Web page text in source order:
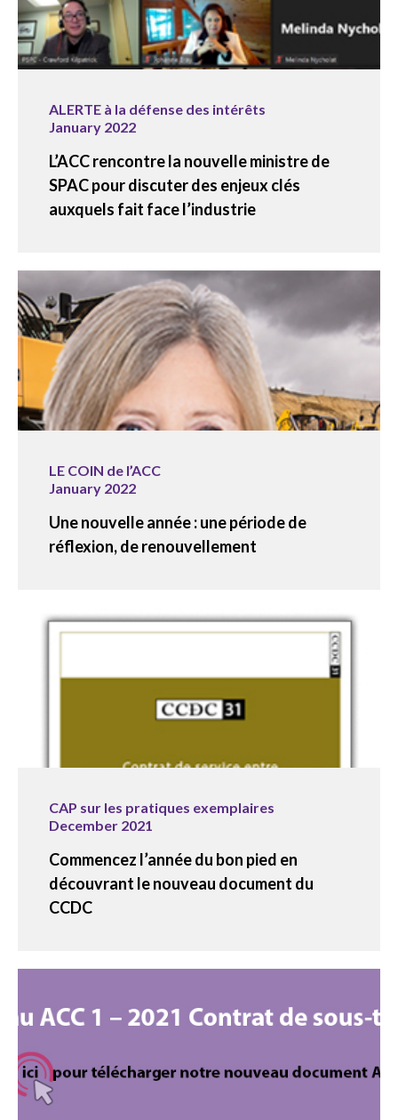
ALERTE à la défense des intérêts
January 2022
L’ACC rencontre la nouvelle ministre de
SPAC pour discuter des enjeux clés
auxquels fait face l’industrie
LE COIN de l’ACC
January 2022
Une nouvelle année : une période de
réflexion, de renouvellement
CAP sur les pratiques exemplaires
December 2021
Commencez l’année du bon pied en
découvrant le nouveau document du
CCDC